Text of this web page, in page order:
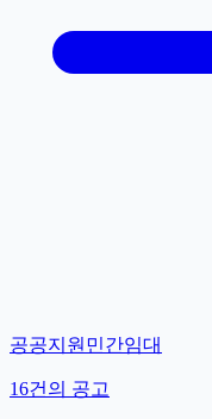
공공지원민간임대
16건의 공고